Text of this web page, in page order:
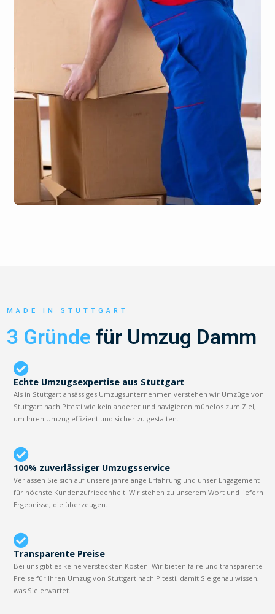
MADE IN STUTTGART
3 Gründe für Umzug Damm
Echte Umzugsexpertise aus Stuttgart
Als in Stuttgart ansässiges Umzugsunternehmen verstehen wir Umzüge von
Stuttgart nach Pitesti wie kein anderer und navigieren mühelos zum Ziel,
um Ihren Umzug effizient und sicher zu gestalten.
100% zuverlässiger Umzugsservice
Verlassen Sie sich auf unsere jahrelange Erfahrung und unser Engagement
für höchste Kundenzufriedenheit. Wir stehen zu unserem Wort und liefern
Ergebnisse, die überzeugen.
Transparente Preise
Bei uns gibt es keine versteckten Kosten. Wir bieten faire und transparente
Preise für Ihren Umzug von Stuttgart nach Pitesti, damit Sie genau wissen,
was Sie erwartet.